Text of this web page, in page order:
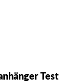
Test